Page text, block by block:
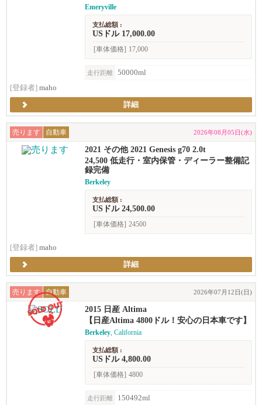
Emeryville
支払総額 :
USドル 17,000.00
[車体価格] 17,000
走行距離
50000ml
[登録者] maho
詳細
売ります 自動車 2026年08月05日(水)
2021 その他 2021 Genesis g70 2.0t
24,500 低走行・室内保管・ディーラー整備記
録完備
Berkeley
支払総額 :
USドル 24,500.00
[車体価格] 24500
[登録者] maho
詳細
売ります 自動車 2026年07月12日(日)
2015 日産 Altima
【日産Altima 4800ドル！安心の日本車です】
Berkeley, California
支払総額 :
USドル 4,800.00
[車体価格] 4800
走行距離
150492ml